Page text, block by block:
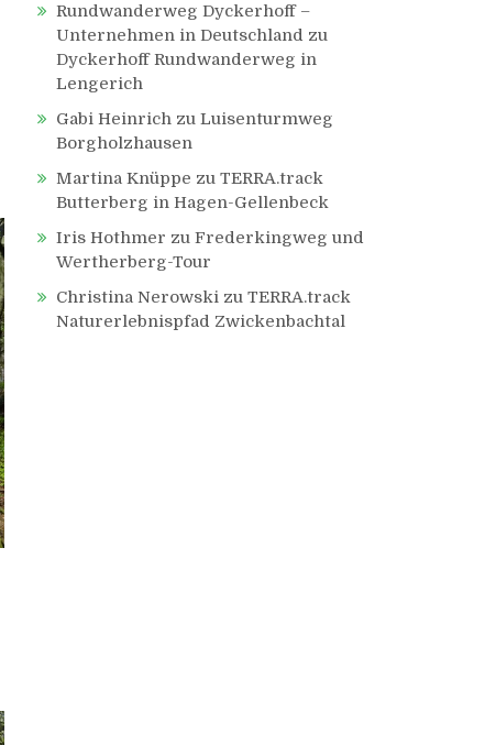
Rundwanderweg Dyckerhoff –
Unternehmen in Deutschland zu
Dyckerhoff Rundwanderweg in
Lengerich
Gabi Heinrich zu Luisenturmweg
Borgholzhausen
Martina Knüppe zu TERRA.track
Butterberg in Hagen-Gellenbeck
Iris Hothmer zu Frederkingweg und
Wertherberg-Tour
Christina Nerowski zu TERRA.track
Naturerlebnispfad Zwickenbachtal